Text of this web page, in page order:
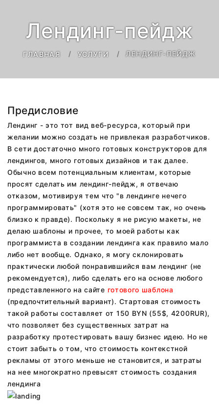
Лендинг-пейдж
ГЛАВНАЯ УСЛУГИ ЛЕНДИНГ-ПЕЙДЖ
Предисловие
Лендинг - это тот вид веб-ресурса, который при
желании можно создать не привлекая разработчиков.
В сети достаточно много готовых конструкторов для
лендингов, много готовых дизайнов и так далее.
Обычно всем потенциальным клиентам, которые
просят сделать им лендинг-пейдж, я отвечаю
отказом, мотивируя тем что "в лендинге нечего
программировать" (хотя это не совсем так, но очень
близко к правде). Поскольку я не рисую макеты, не
делаю шаблоны и прочее, то моей работы как
программиста в создании лендинга как правило мало
либо нет вообще. Однако, я могу склонировать
практически любой понравившийся вам лендинг (не
рекомендуется), либо сделать его на основе любого
представленного на сайте готового шаблона
(предпочтительный вариант). Стартовая стоимость
такой работы составляет от 150 BYN (55$, 4200RUR),
что позволяет без существенных затрат на
разработку протестировать вашу бизнес идею. Но не
стоит забыть о том, что стоимость контекстной
рекламы от этого меньше не становится, и затраты
на нее многократно превысят стоимость создания
лендинга